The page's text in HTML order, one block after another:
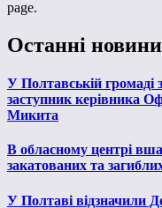
page.
Останні новини
У Полтавській громаді
заступник керівника
Микита
В обласному центрі
закатованих та
У Полтаві відзначили